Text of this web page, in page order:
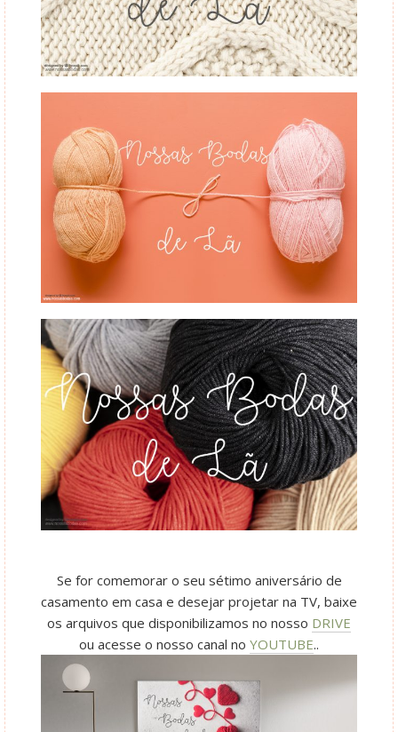
Se for comemorar o seu sétimo aniversário de
casamento em casa e desejar projetar na TV, baixe
os arquivos que disponibilizamos no nosso DRIVE
ou acesse o nosso canal no YOUTUBE..